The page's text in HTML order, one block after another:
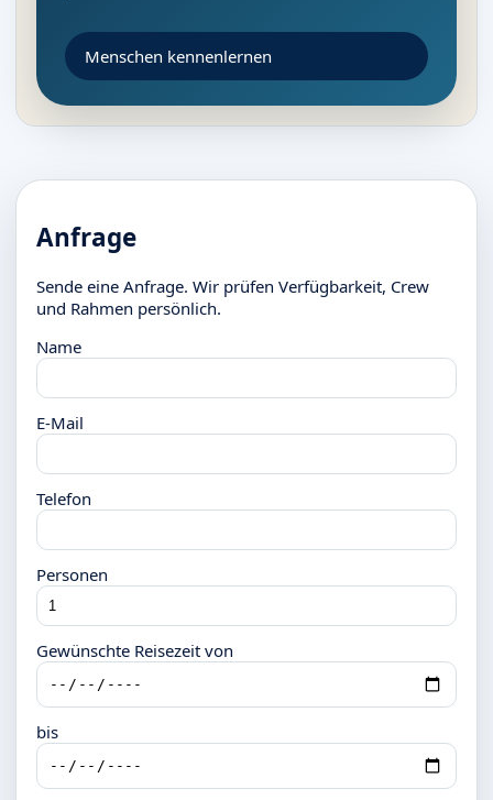
Menschen kennenlernen
Anfrage
Sende eine Anfrage. Wir prüfen Verfügbarkeit, Crew
und Rahmen persönlich.
Name
E-Mail
Telefon
Personen
Gewünschte Reisezeit von
bis